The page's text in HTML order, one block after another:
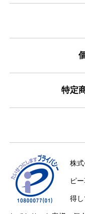
特定
株
ピ
得